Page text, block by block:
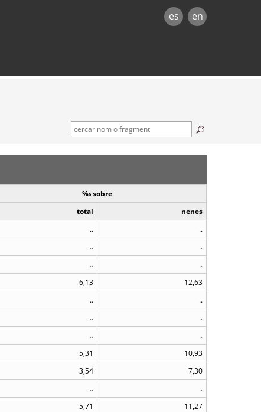
es en
‰ sobre
total
nenes
..
..
..
..
..
..
6,13
12,63
..
..
..
..
..
..
5,31
10,93
3,54
7,30
..
..
5,71
11,27